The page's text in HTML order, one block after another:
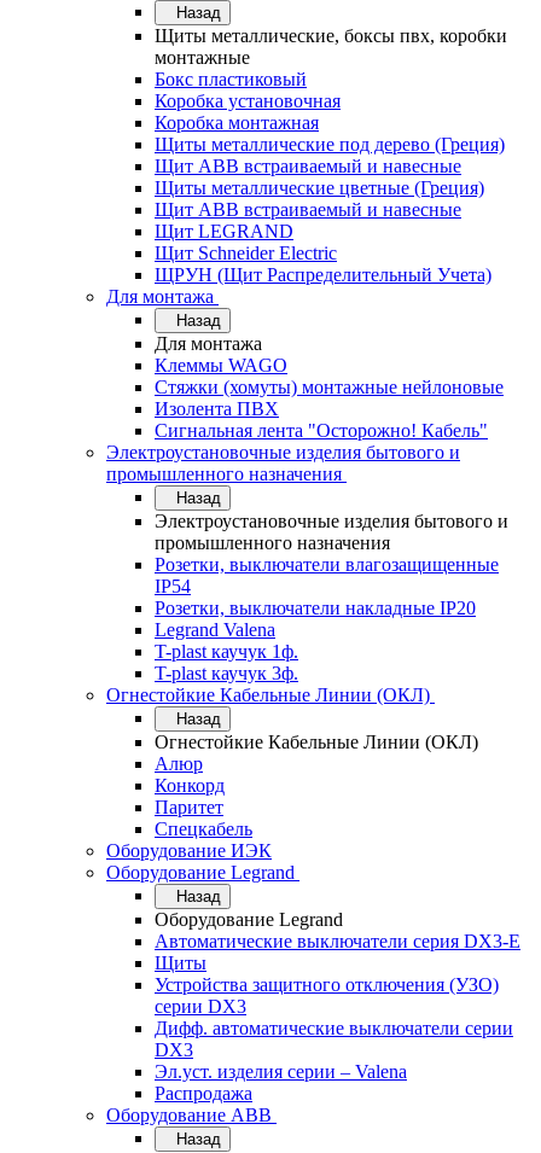
Назад
Щиты металлические, боксы пвх, коробки
монтажные
Бокс пластиковый
Коробка установочная
Коробка монтажная
Щиты металлические под дерево (Греция)
Щит ABB встраиваемый и навесные
Щиты металлические цветные (Греция)
Щит ABB встраиваемый и навесные
Щит LEGRAND
Щит Schneider Electric
ЩРУН (Щит Распределительный Учета)
Для монтажа
Назад
Для монтажа
Клеммы WAGO
Стяжки (хомуты) монтажные нейлоновые
Изолента ПВХ
Сигнальная лента "Осторожно! Кабель"
Электроустановочные изделия бытового и
промышленного назначения
Назад
Электроустановочные изделия бытового и
промышленного назначения
Розетки, выключатели влагозащищенные
IP54
Розетки, выключатели накладные IP20
Legrand Valena
T-plast каучук 1ф.
T-plast каучук 3ф.
Огнестойкие Кабельные Линии (ОКЛ)
Назад
Огнестойкие Кабельные Линии (ОКЛ)
Алюр
Конкорд
Паритет
Спецкабель
Оборудование ИЭК
Оборудование Legrand
Назад
Оборудование Legrand
Автоматические выключатели серия DX3-E
Щиты
Устройства защитного отключения (УЗО)
серии DX3
Дифф. автоматические выключатели серии
DX3
Эл.уст. изделия серии – Valena
Распродажа
Оборудование АВВ
Назад